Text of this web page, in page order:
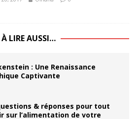
À LIRE AUSSI…
: Une Renaissance
Captivante
& réponses pour tout
sur l’alimentation de votre